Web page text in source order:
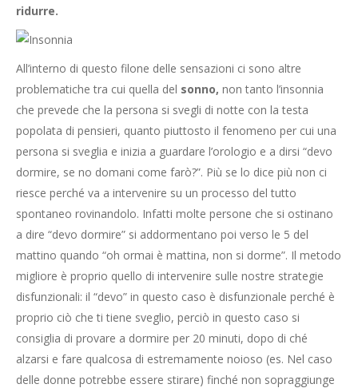
ridurre.
All’interno di questo filone delle sensazioni ci sono altre
problematiche tra cui quella del sonno, non tanto l’insonnia
che prevede che la persona si svegli di notte con la testa
popolata di pensieri, quanto piuttosto il fenomeno per cui una
persona si sveglia e inizia a guardare l’orologio e a dirsi “devo
dormire, se no domani come farò?”. Più se lo dice più non ci
riesce perché va a intervenire su un processo del tutto
spontaneo rovinandolo. Infatti molte persone che si ostinano
a dire “devo dormire” si addormentano poi verso le 5 del
mattino quando “oh ormai è mattina, non si dorme”. Il metodo
migliore è proprio quello di intervenire sulle nostre strategie
disfunzionali: il “devo” in questo caso è disfunzionale perché è
proprio ciò che ti tiene sveglio, perciò in questo caso si
consiglia di provare a dormire per 20 minuti, dopo di ché
alzarsi e fare qualcosa di estremamente noioso (es. Nel caso
delle donne potrebbe essere stirare) finché non sopraggiunge